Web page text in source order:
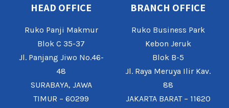
HEAD OFFICE
Ruko Panji Makmur
Blok C 35-37
Jl. Panjang Jiwo No.46-
48
SURABAYA, JAWA
TIMUR – 60299
BRANCH OFFICE
Ruko Business Park
Kebon Jeruk
Blok B-5
Jl. Raya Meruya Ilir Kav.
88
JAKARTA BARAT – 11620